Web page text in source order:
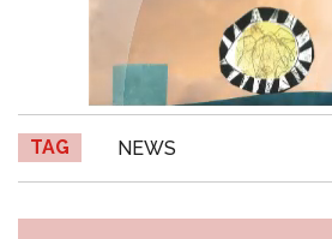
TAG NEWS